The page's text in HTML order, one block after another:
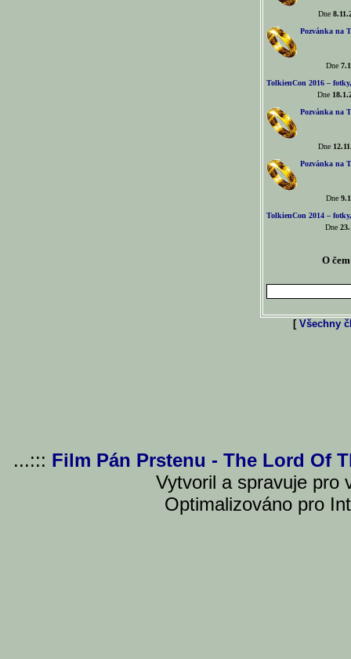
Dne
Pozvánka na
Dne
TolkienCon 2016 –
Dne
Pozvánka na
Dne
Pozvánka na
Dne
TolkienCon 2014 –
Dne
O
[ Všechny
...::: Film Pán Prstenu - The Lord Of
Vytvoril a spravuje pro
Optimalizováno pro